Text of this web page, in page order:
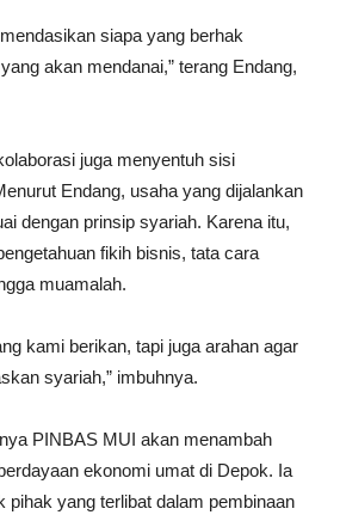
siapa yang berhak
akan mendanai,” terang Endang,
juga menyentuh sisi
Endang, usaha yang dijalankan
dengan prinsip syariah. Karena itu,
fikih bisnis, tata cara
muamalah.
kami berikan, tapi juga arahan agar
syariah,” imbuhnya.
PINBAS MUI akan menambah
ekonomi umat di Depok. Ia
pihak yang terlibat dalam pembinaan